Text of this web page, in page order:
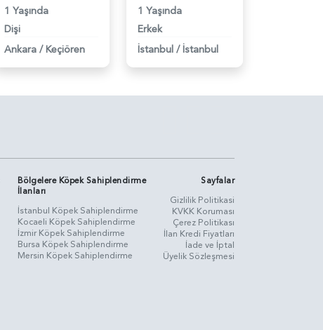
1 Yaşında
Dişi
Ankara / Keçiören
1 Yaşında
Erkek
İstanbul / İstanbul
Bölgelere Köpek Sahiplendirme
İlanları
İstanbul Köpek Sahiplendirme
Kocaeli Köpek Sahiplendirme
İzmir Köpek Sahiplendirme
Bursa Köpek Sahiplendirme
Mersin Köpek Sahiplendirme
Sayfalar
Gizlilik Politikasi
KVKK Koruması
Çerez Politikası
İlan Kredi Fiyatları
İade ve İptal
Üyelik Sözleşmesi